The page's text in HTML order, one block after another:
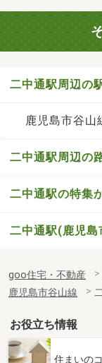
二中通駅周辺の
鹿児島市谷山
二中通駅周辺の
二中通駅の特集
二中通駅(鹿児
goo住宅・不動産
鹿児島市谷山線
お役立ち情報
住まいの